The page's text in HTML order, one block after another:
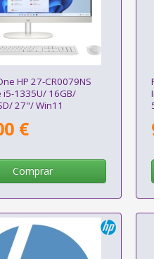
HP 27-CR0079NS
i5-1335U/ 16GB/
27"/ Win11
€
Comprar